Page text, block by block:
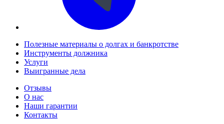
Полезные материалы о долгах и банкротстве
Инструменты должника
Услуги
Выигранные дела
Отзывы
О нас
Наши гарантии
Контакты